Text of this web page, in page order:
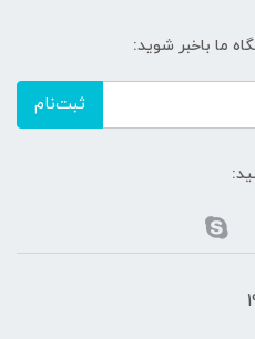
ما باخبر شوید:
ثبت‌نام